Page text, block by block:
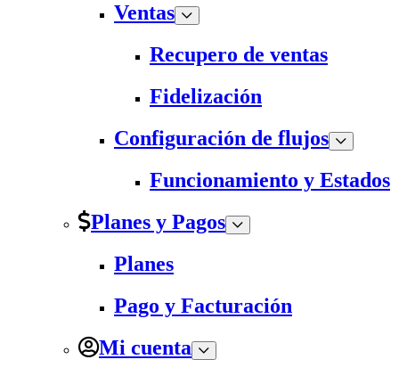
Ventas
Recupero de ventas
Fidelización
Configuración de flujos
Funcionamiento y Estados
Planes y Pagos
Planes
Pago y Facturación
Mi cuenta